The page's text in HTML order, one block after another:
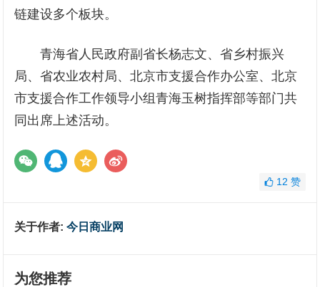
链建设多个板块。
青海省人民政府副省长杨志文、省乡村振兴
局、省农业农村局、北京市支援合作办公室、北京
市支援合作工作领导小组青海玉树指挥部等部门共
同出席上述活动。
12 赞
关于作者:今日商业网
为您推荐